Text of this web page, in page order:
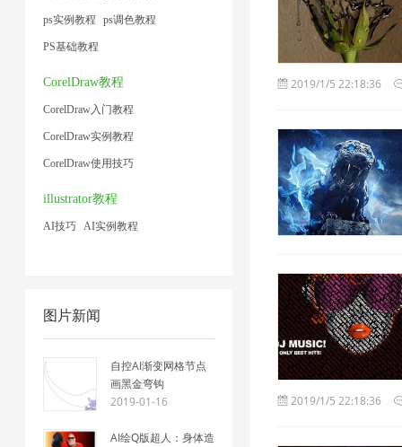
ps实例教程 ps调色教程
PS基础教程
CorelDraw教程
CorelDraw入门教程
CorelDraw实例教程
CorelDraw使用技巧
illustrator教程
AI技巧 AI实例教程
图片新闻
自控AI渐变网格节点
画黑金弯钩
2019-01-16
AI绘Q版超人：身体造
2019/1/5 22:18:36
2019/1/5 22:18:36